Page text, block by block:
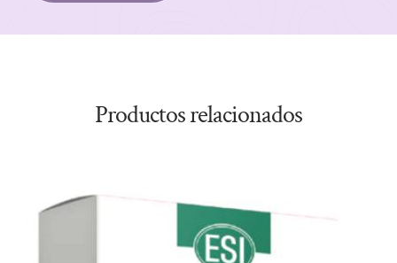
Productos relacionados